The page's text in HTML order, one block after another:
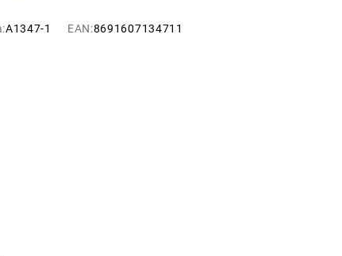
A1347-1 EAN:8691607134711